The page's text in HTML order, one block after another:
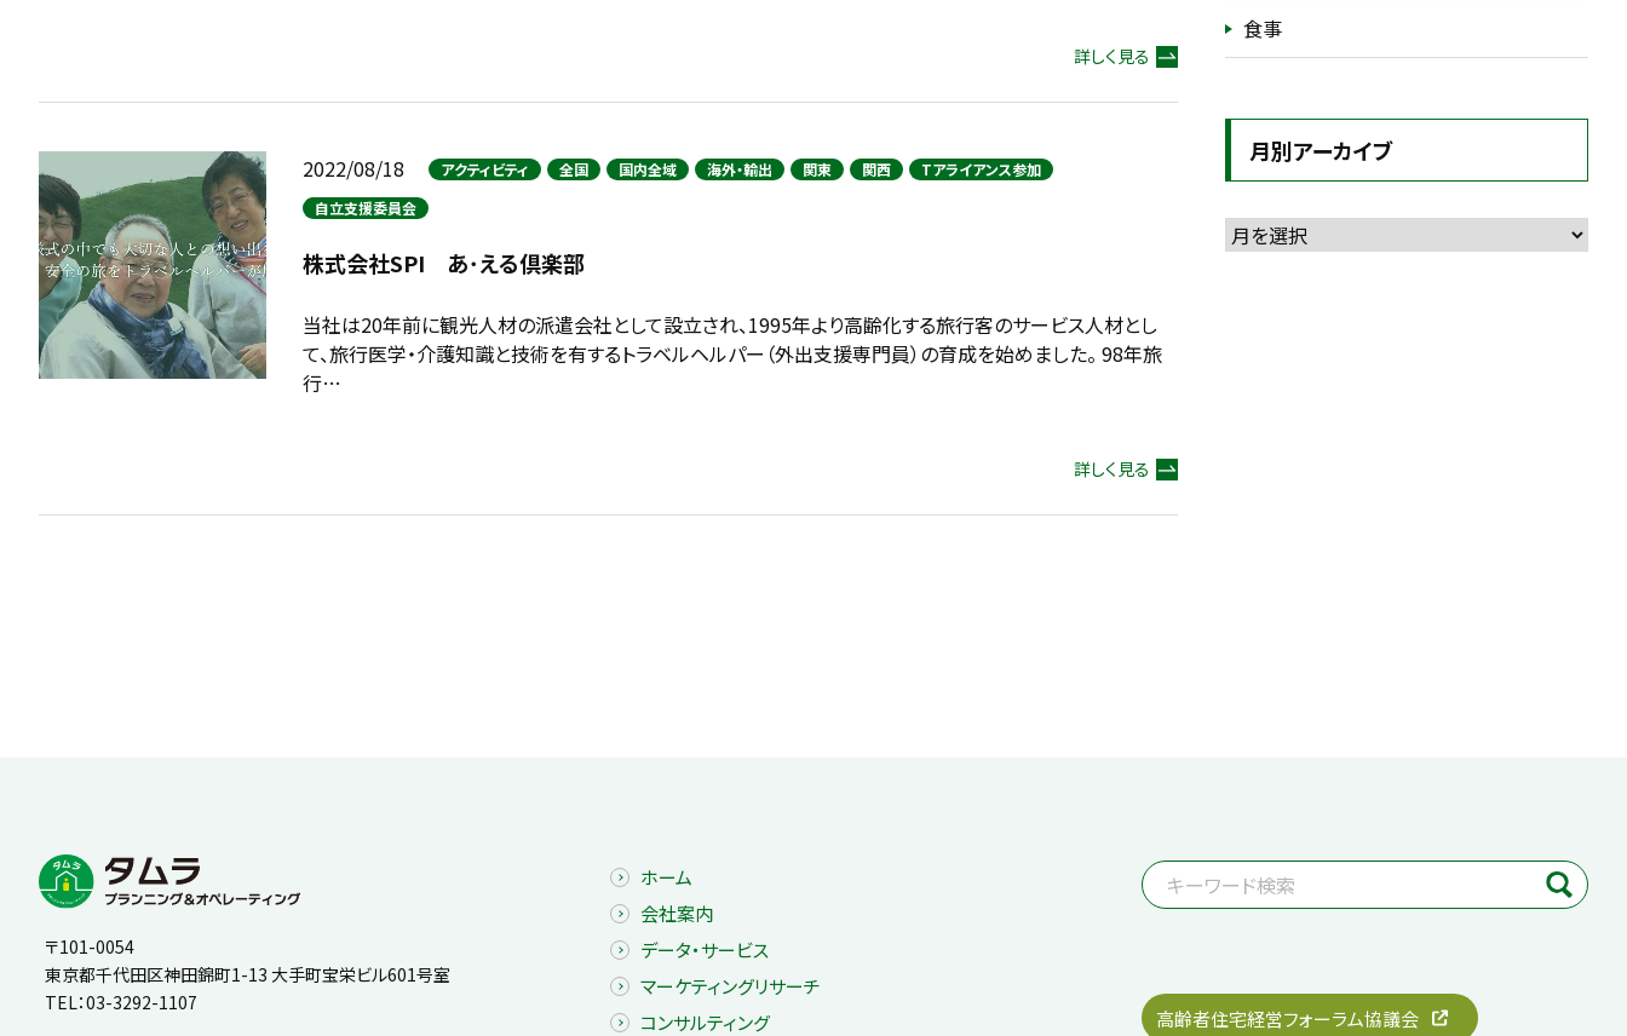
詳しく見る
2022/08/18 アクティビティ 全国 国内全域 海外・輸出 関東 関西
Tアライアンス参加
自立支援委員会
株式会社SPI あ･える倶楽部
当社は20年前に観光人材の派遣会社として設立され、1995年より高齢化する旅行客のサービス人材とし
て、旅行医学・介護知識と技術を有するトラベルヘルパー（外出支援専門員）の育成を始めました。 98年旅
行…
詳しく見る
食事
月別アーカイブ
〒101-0054
東京都千代田区神田錦町1-13 大手町宝栄ビル601号室
TEL：03-3292-1107
ホーム
会社案内
データ・サービス
マーケティングリサーチ
コンサルティング
高齢者住宅経営フォーラム協議会